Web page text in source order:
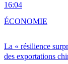
16:04
La « résilience
des exportations
ÉCONOMIE